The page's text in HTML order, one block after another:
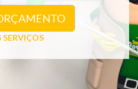
SERVIÇOS